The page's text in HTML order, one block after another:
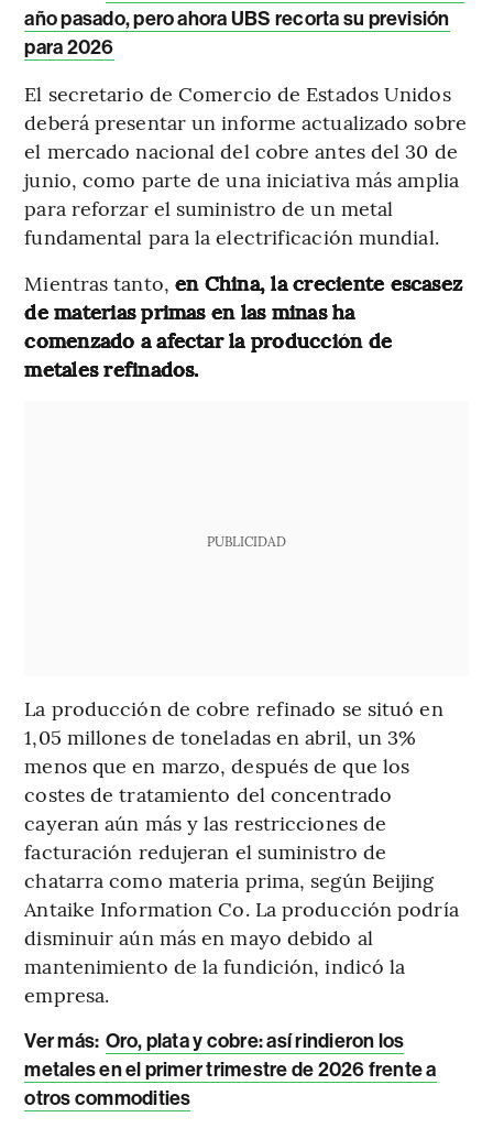
año pasado, pero ahora UBS recorta su previsión
para 2026
El secretario de Comercio de Estados Unidos
deberá presentar un informe actualizado sobre
el mercado nacional del cobre antes del 30 de
junio, como parte de una iniciativa más amplia
para reforzar el suministro de un metal
fundamental para la electrificación mundial.
Mientras tanto, en China, la creciente escasez
de materias primas en las minas ha
comenzado a afectar la producción de
metales refinados.
PUBLICIDAD
La producción de cobre refinado se situó en
1,05 millones de toneladas en abril, un 3%
menos que en marzo, después de que los
costes de tratamiento del concentrado
cayeran aún más y las restricciones de
facturación redujeran el suministro de
chatarra como materia prima, según Beijing
Antaike Information Co. La producción podría
disminuir aún más en mayo debido al
mantenimiento de la fundición, indicó la
empresa.
Ver más: Oro, plata y cobre: así rindieron los
metales en el primer trimestre de 2026 frente a
otros commodities